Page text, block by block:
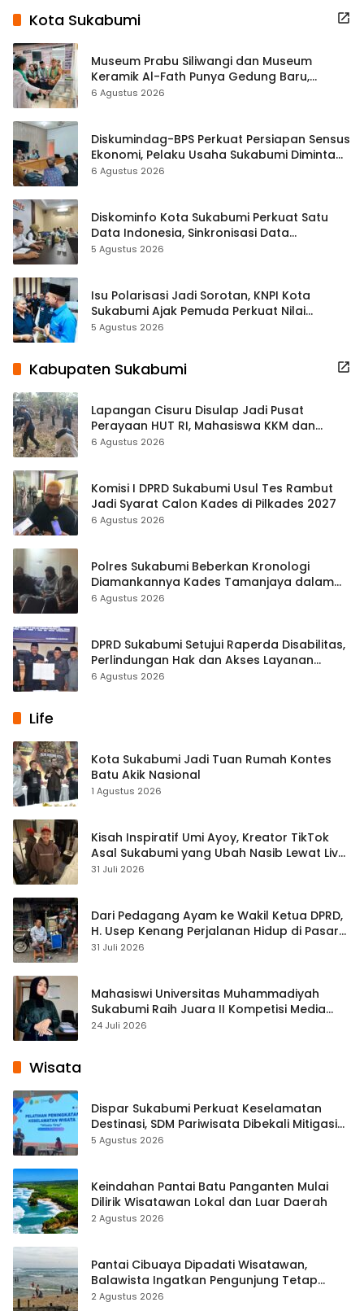
Kota Sukabumi
Museum Prabu Siliwangi dan Museum
Keramik Al-Fath Punya Gedung Baru,
Hampir 500 Koleksi Dipisahkan
6 Agustus 2026
Diskumindag-BPS Perkuat Persiapan Sensus
Ekonomi, Pelaku Usaha Sukabumi Diminta
Terbuka Beri Data
6 Agustus 2026
Diskominfo Kota Sukabumi Perkuat Satu
Data Indonesia, Sinkronisasi Data
Kewilayahan Dikebut
5 Agustus 2026
Isu Polarisasi Jadi Sorotan, KNPI Kota
Sukabumi Ajak Pemuda Perkuat Nilai
Kebangsaan
5 Agustus 2026
Kabupaten Sukabumi
Lapangan Cisuru Disulap Jadi Pusat
Perayaan HUT RI, Mahasiswa KKM dan
Warga Satukan Tenaga
6 Agustus 2026
Komisi I DPRD Sukabumi Usul Tes Rambut
Jadi Syarat Calon Kades di Pilkades 2027
6 Agustus 2026
Polres Sukabumi Beberkan Kronologi
Diamankannya Kades Tamanjaya dalam
Kasus Sabu
6 Agustus 2026
DPRD Sukabumi Setujui Raperda Disabilitas,
Perlindungan Hak dan Akses Layanan
Diperkuat
6 Agustus 2026
Life
Kota Sukabumi Jadi Tuan Rumah Kontes
Batu Akik Nasional
1 Agustus 2026
Kisah Inspiratif Umi Ayoy, Kreator TikTok
Asal Sukabumi yang Ubah Nasib Lewat Live
Streaming
31 Juli 2026
Dari Pedagang Ayam ke Wakil Ketua DPRD,
H. Usep Kenang Perjalanan Hidup di Pasar
Cisaat
31 Juli 2026
Mahasiswi Universitas Muhammadiyah
Sukabumi Raih Juara II Kompetisi Media
Pembelajaran Digital Tingkat Internasional
24 Juli 2026
Wisata
Dispar Sukabumi Perkuat Keselamatan
Destinasi, SDM Pariwisata Dibekali Mitigasi
hingga Teknik Evakuasi
5 Agustus 2026
Keindahan Pantai Batu Panganten Mulai
Dilirik Wisatawan Lokal dan Luar Daerah
2 Agustus 2026
Pantai Cibuaya Dipadati Wisatawan,
Balawista Ingatkan Pengunjung Tetap
Waspada
2 Agustus 2026